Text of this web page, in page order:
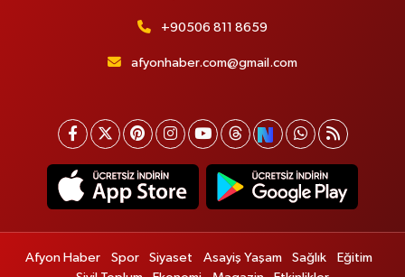
+90506 811 8659
afyonhaber.com@gmail.com
Afyon Haber Spor Siyaset Asayiş Yaşam Sağlık
Eğitim